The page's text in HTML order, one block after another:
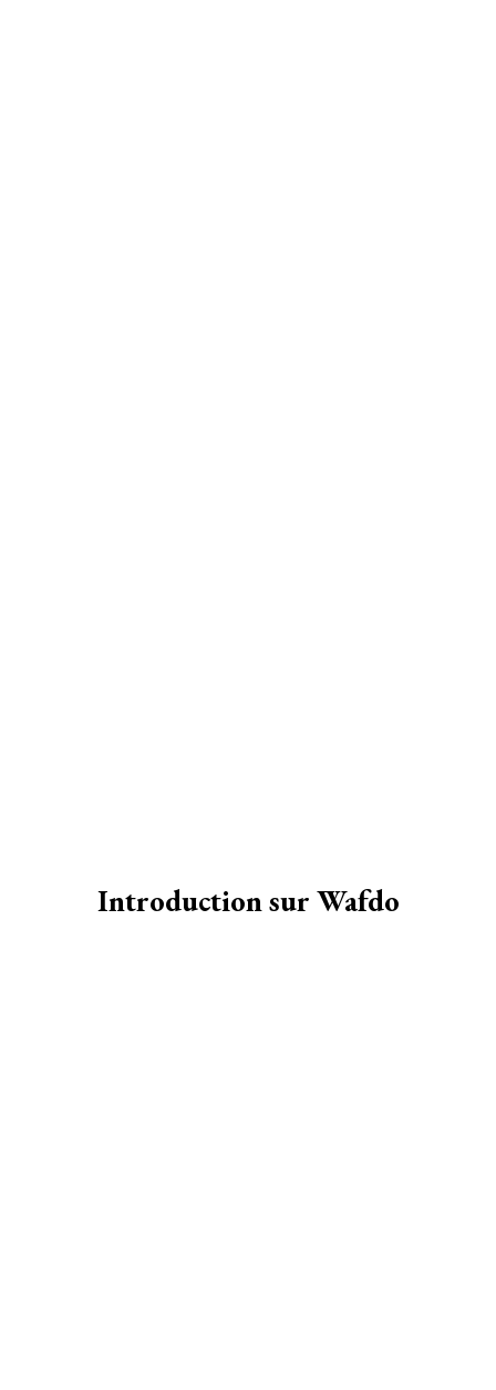
Introduction sur Wafdo